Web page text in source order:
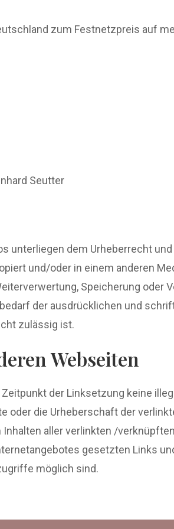
zum Festnetzpreis auf
Seutter
unterliegen dem Urheberrecht
und/oder in einem anderen
Speicherung
der ausdrücklichen und
zulässig ist.
Webseiten
der Linksetzung keine
oder die Urheberschaft der
aller verlinkten /
gesetzten Links
möglich sind.